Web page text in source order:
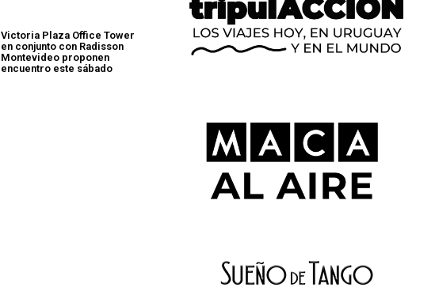
Victoria Plaza Office Tower
en conjunto con Radisson
Montevideo proponen
encuentro este sábado